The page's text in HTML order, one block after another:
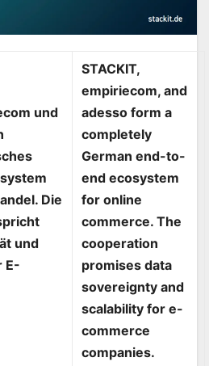
und
Die
und
E-
STACKIT,
empiriecom, and
adesso form a
completely
German end-to-
end ecosystem
for online
commerce. The
cooperation
promises data
sovereignty and
scalability for e-
commerce
companies.